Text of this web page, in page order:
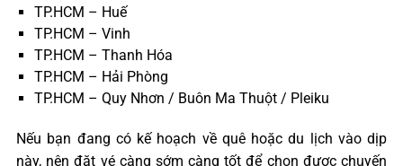
TP.HCM – Huế
TP.HCM – Vinh
TP.HCM – Thanh Hóa
TP.HCM – Hải Phòng
TP.HCM – Quy Nhơn / Buôn Ma Thuột / Pleiku
Nếu bạn đang có kế hoạch về quê hoặc du lịch vào dịp
này, nên đặt vé càng sớm càng tốt để chọn được chuyến